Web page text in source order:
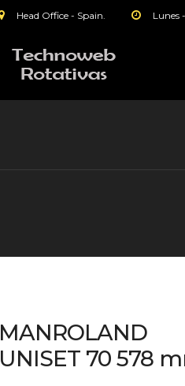
Head Office - Spain. Lunes
MANROLAND
UNISET 70 578